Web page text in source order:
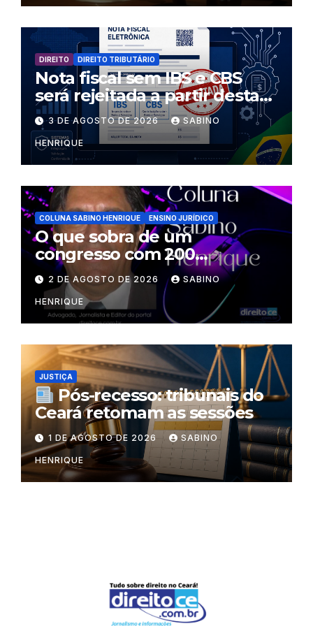
DIREITO DIREITO TRIBUTÁRIO
Nota fiscal sem IBS e CBS
será rejeitada a partir desta
segunda-feira
3 DE AGOSTO DE 2026 SABINO
HENRIQUE
COLUNA SABINO HENRIQUE ENSINO JURÍDICO
O que sobra de um
congresso com 200
palestrantes?
2 DE AGOSTO DE 2026 SABINO
HENRIQUE
JUSTIÇA
Pós-recesso: tribunais do
Ceará retomam as sessões
1 DE AGOSTO DE 2026 SABINO
HENRIQUE